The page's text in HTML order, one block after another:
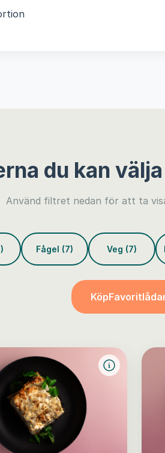
du kan
Använd filtret nedan för att ta
Fågel (7) Veg (7)
Köp